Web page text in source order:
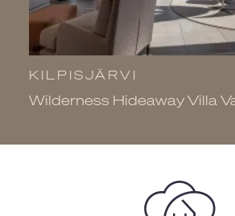
KILPISJÄRVI
Wilderness Hideaway Villa